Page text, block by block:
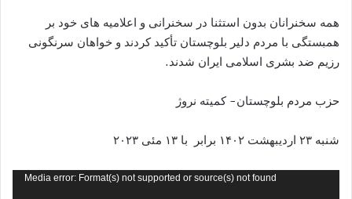
همه سخنرانان بدون استثنا در سخنرانی و اعلامیه های خود بر
همبستگی با مردم دلیر بلوچستان تأکید کردند و خواهان سرنگونی
رزیم ضد بشری اسلامی ایران شدند.
حزب مردم بلوچستان- کمیته نروژ
شنبه ۲۳ اردیبهشت ۱۴۰۲ برابر با ۱۳ مئی ۲۰۲۳
Media error: Format(s) not supported or source(s) not found